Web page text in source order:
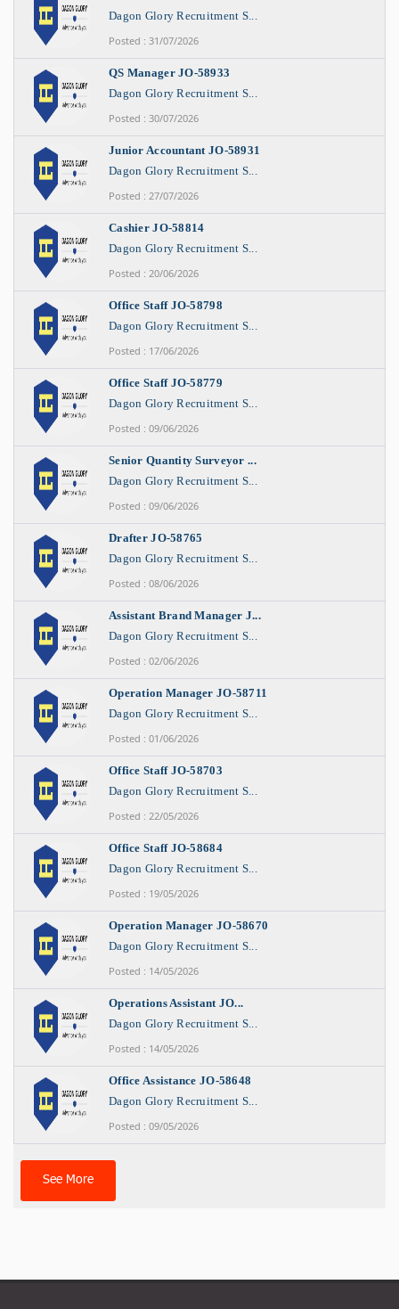
Dagon Glory Recruitment S...
Posted : 31/07/2026
QS Manager JO-58933
Dagon Glory Recruitment S...
Posted : 30/07/2026
Junior Accountant JO-58931
Dagon Glory Recruitment S...
Posted : 27/07/2026
Cashier JO-58814
Dagon Glory Recruitment S...
Posted : 20/06/2026
Office Staff JO-58798
Dagon Glory Recruitment S...
Posted : 17/06/2026
Office Staff JO-58779
Dagon Glory Recruitment S...
Posted : 09/06/2026
Senior Quantity Surveyor ...
Dagon Glory Recruitment S...
Posted : 09/06/2026
Drafter JO-58765
Dagon Glory Recruitment S...
Posted : 08/06/2026
Assistant Brand Manager J...
Dagon Glory Recruitment S...
Posted : 02/06/2026
Operation Manager JO-58711
Dagon Glory Recruitment S...
Posted : 01/06/2026
Office Staff JO-58703
Dagon Glory Recruitment S...
Posted : 22/05/2026
Office Staff JO-58684
Dagon Glory Recruitment S...
Posted : 19/05/2026
Operation Manager JO-58670
Dagon Glory Recruitment S...
Posted : 14/05/2026
Operations Assistant JO...
Dagon Glory Recruitment S...
Posted : 14/05/2026
Office Assistance JO-58648
Dagon Glory Recruitment S...
Posted : 09/05/2026
See More